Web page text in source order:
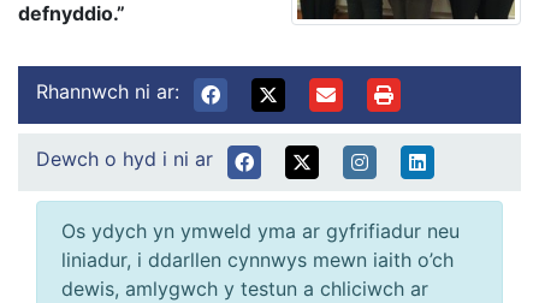
defnyddio.”
Rhannwch ni ar:
Dewch o hyd i ni ar
Os ydych yn ymweld yma ar gyfrifiadur neu
liniadur, i ddarllen cynnwys mewn iaith o’ch
dewis, amlygwch y testun a chliciwch ar